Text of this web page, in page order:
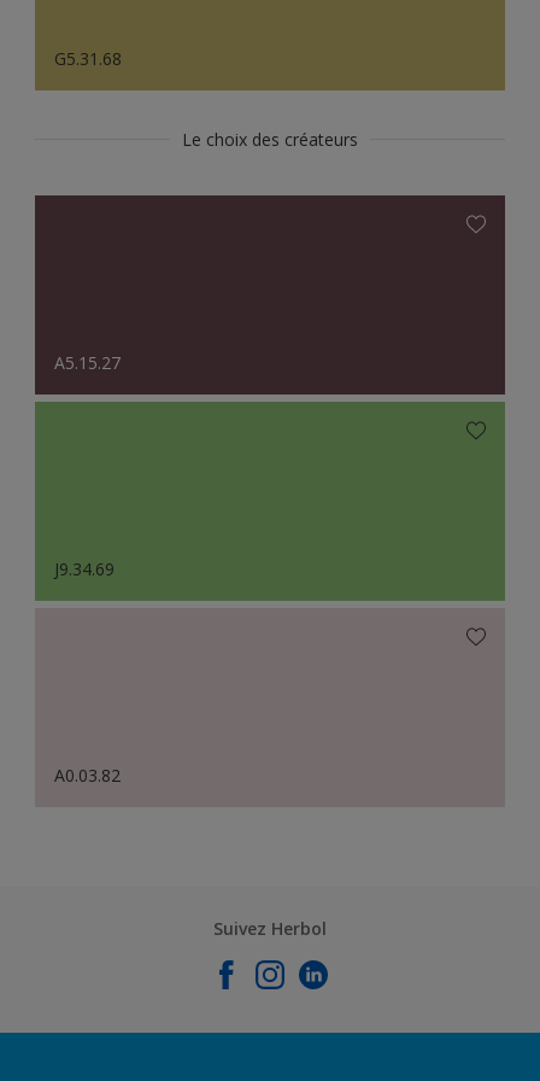
G5.31.68
Le choix des créateurs
A5.15.27
J9.34.69
A0.03.82
Suivez Herbol